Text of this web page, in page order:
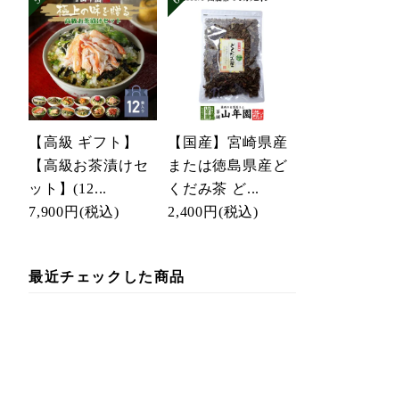
【高級 ギフト】
【高級お茶漬けセ
ット】(12...
7,900円 (税込)
【国産】宮崎県産
または徳島県産ど
くだみ茶 ど...
2,400円 (税込)
最近チェックした商品